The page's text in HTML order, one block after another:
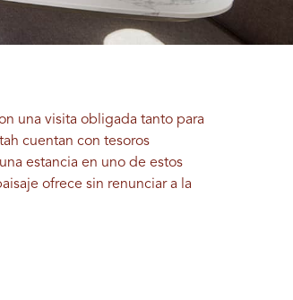
una visita obligada tanto para
cuentan con tesoros
estancia en uno de estos
ofrece sin renunciar a la